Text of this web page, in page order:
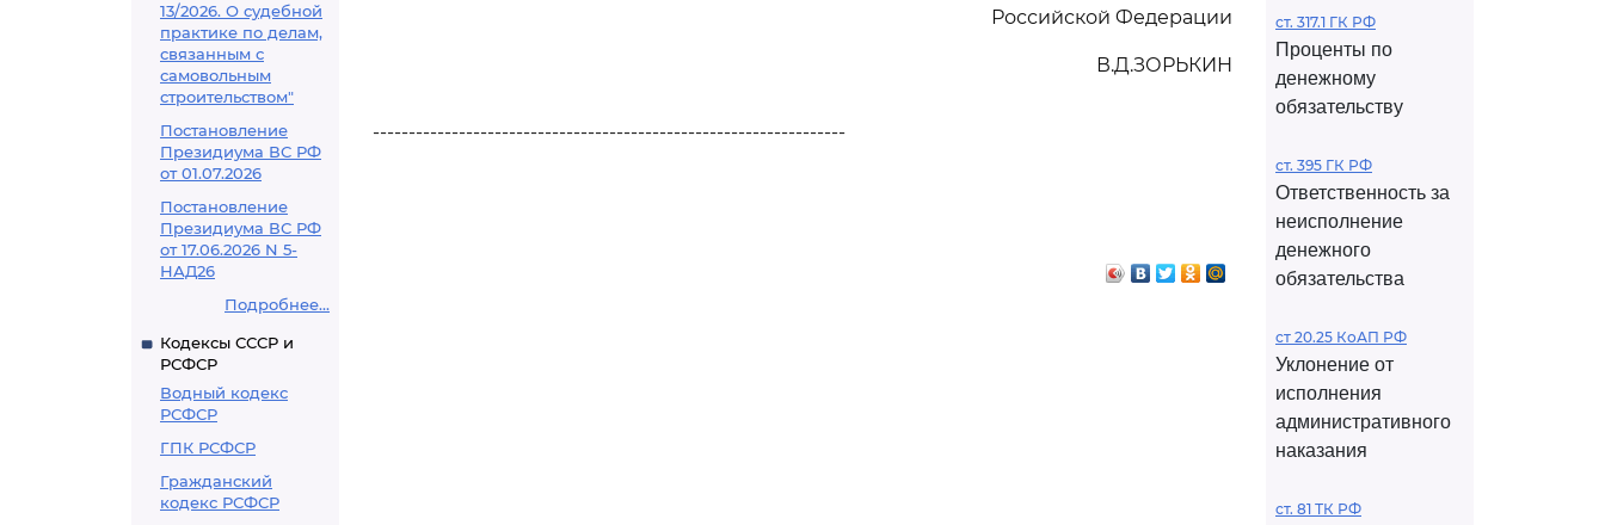
13/2026. О судебной
практике по делам,
связанным с
самовольным
строительством"
Постановление
Президиума ВС РФ
от 01.07.2026
Постановление
Президиума ВС РФ
от 17.06.2026 N 5-
НАД26
Подробнее...
Кодексы СССР и
РСФСР
Водный кодекс
РСФСР
ГПК РСФСР
Гражданский
кодекс РСФСР
Российской Федерации
В.Д.ЗОРЬКИН
------------------------------------------------------------------
ст. 317.1 ГК РФ
Проценты по
денежному
обязательству
ст. 395 ГК РФ
Ответственность за
неисполнение
денежного
обязательства
ст 20.25 КоАП РФ
Уклонение от
исполнения
административного
наказания
ст. 81 ТК РФ